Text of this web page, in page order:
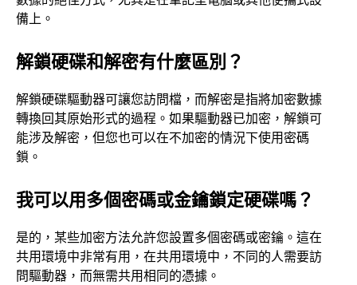
備上。
解鎖硬碟和解密有什麼區別？
解鎖硬碟驅動器可讓您訪問檔，而解密是指將加密數據
轉換回其原始形式的過程。如果驅動器已加密，解鎖可
能涉及解密，但您也可以在不加密的情況下使用密碼
鎖。
我可以用多個密碼或金鑰鎖定硬碟嗎？
是的，某些加密方法允許您設置多個密碼或密鑰。這在
共用環境中非常有用，在共用環境中，不同的人需要訪
問驅動器，而無需共用相同的憑據。